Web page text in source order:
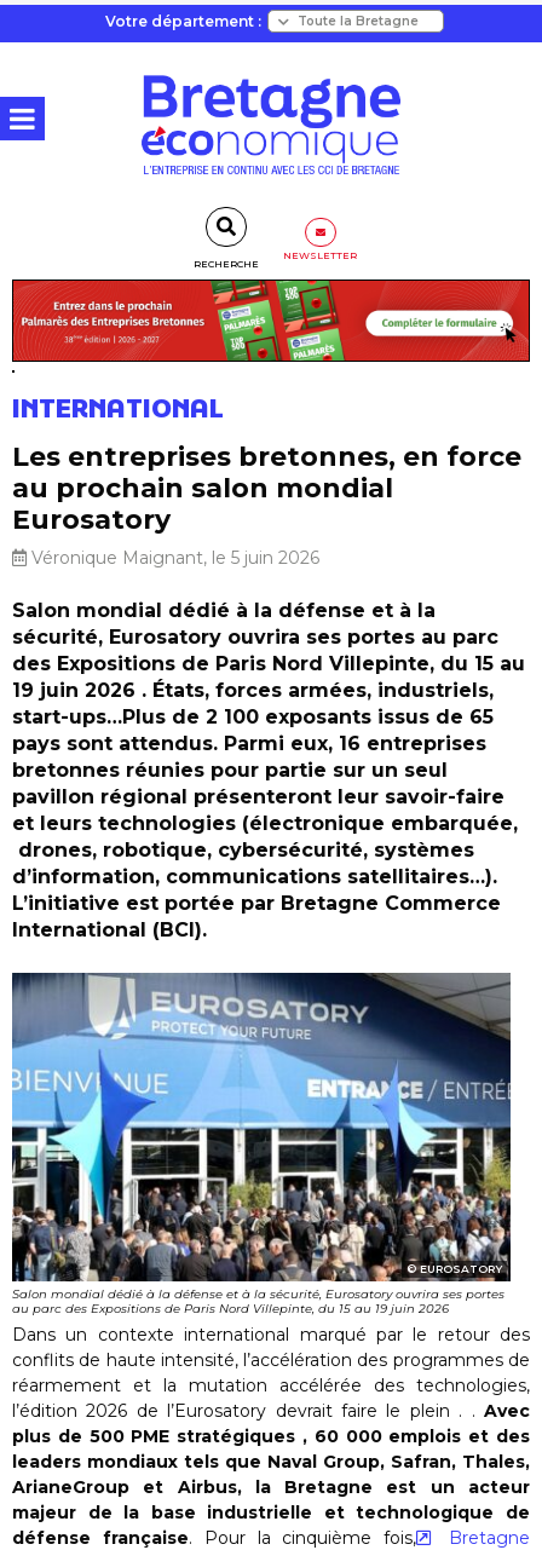
Votre département :
RECHERCHE
NEWSLETTER
INTERNATIONAL
Les entreprises bretonnes, en force
au prochain salon mondial
Eurosatory
Véronique Maignant, le 5 juin 2026
Salon mondial dédié à la défense et à la
sécurité, Eurosatory ouvrira ses portes au parc
des Expositions de Paris Nord Villepinte, du 15 au
19 juin 2026 . États, forces armées, industriels,
start-ups…Plus de 2 100 exposants issus de 65
pays sont attendus. Parmi eux, 16 entreprises
bretonnes réunies pour partie sur un seul
pavillon régional présenteront leur savoir-faire
et leurs technologies (électronique embarquée,
drones, robotique, cybersécurité, systèmes
d’information, communications satellitaires…).
L’initiative est portée par Bretagne Commerce
International (BCI).
EUROSATORY
Salon mondial dédié à la défense et à la sécurité, Eurosatory ouvrira ses portes
au parc des Expositions de Paris Nord Villepinte, du 15 au 19 juin 2026
Dans un contexte international marqué par le retour des
conflits de haute intensité, l’accélération des programmes de
réarmement et la mutation accélérée des technologies,
l’édition 2026 de l’Eurosatory devrait faire le plein . . Avec
plus de 500 PME stratégiques , 60 000 emplois et des
leaders mondiaux tels que Naval Group, Safran, Thales,
ArianeGroup et Airbus, la Bretagne est un acteur
majeur de la base industrielle et technologique de
défense française. Pour la cinquième fois,
Bretagne